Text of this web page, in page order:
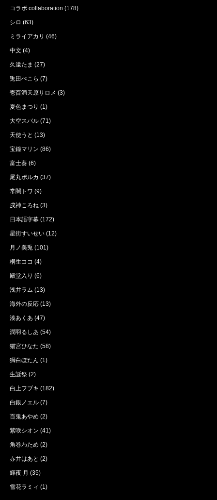
コラボ collaboration (178)
シロ (63)
ミライアカリ (46)
中文 (4)
久遠たま (27)
兎田ぺこら (7)
壱百満天原サロメ (3)
夏色まつり (1)
大空スバル (71)
天使うと (13)
宝鐘マリン (86)
富士葵 (6)
尾丸ポルカ (37)
常闇トワ (9)
戌神ころね (3)
日本語字幕 (172)
星街すいせい (12)
月ノ美兎 (101)
桐生ココ (4)
殿堂入り (6)
浅井ラム (13)
海外の反応 (13)
湊あくあ (47)
潤羽るしあ (54)
猫宮ひなた (58)
獅白ぼたん (1)
生誕祭 (2)
白上フブキ (182)
白銀ノエル (7)
百鬼あやめ (2)
紫咲シオン (41)
角巻わため (2)
赤井はあと (2)
輝夜 月 (35)
雪花ラミィ (1)